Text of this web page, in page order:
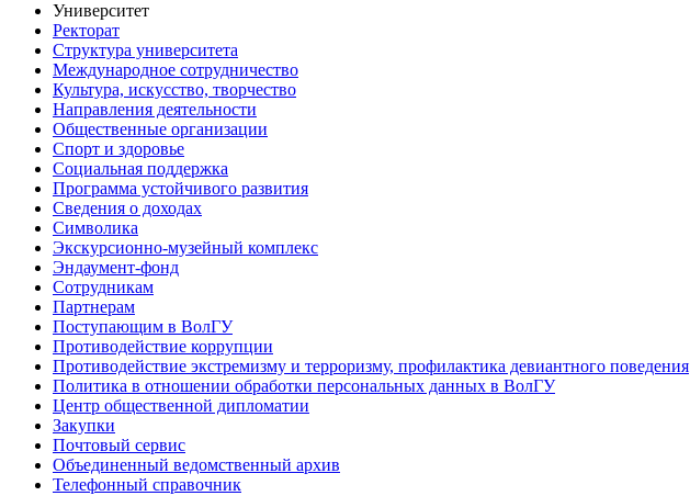
Университет
Ректорат
Структура университета
Международное сотрудничество
Культура, искусство, творчество
Направления деятельности
Общественные организации
Спорт и здоровье
Социальная поддержка
Программа устойчивого развития
Сведения о доходах
Символика
Экскурсионно-музейный комплекс
Эндаумент-фонд
Сотрудникам
Партнерам
Поступающим в ВолГУ
Противодействие коррупции
Противодействие экстремизму и терроризму, профилактика девиантного поведения
Политика в отношении обработки персональных данных в ВолГУ
Центр общественной дипломатии
Закупки
Почтовый сервис
Объединенный ведомственный архив
Телефонный справочник